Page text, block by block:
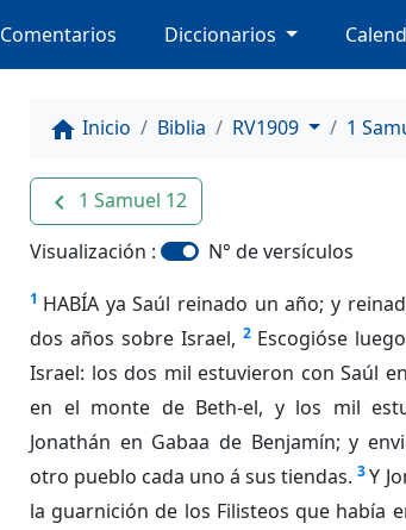
Comentarios Diccionarios
home Inicio Biblia RV1909 1
navigate_before 1 Samuel 12
Visualización : N° de versículos
1 HABÍA ya Saúl reinado un año; y
dos años sobre Israel, 2 Escogióse
Israel: los dos mil estuvieron con Saúl
en el monte de Beth-el, y los mil
Jonathán en Gabaa de Benjamín; y
otro pueblo cada uno á sus tiendas. 3Y
la guarnición de los Filisteos que había